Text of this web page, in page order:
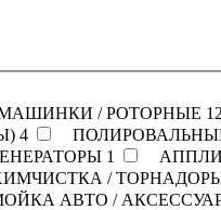
/ РОТОРНЫЕ 12
4
1
/
АВТО /